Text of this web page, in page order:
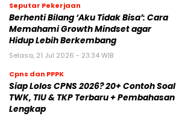
Seputar Pekerjaan
Berhenti Bilang ‘Aku Tidak Bisa’: Cara
Memahami Growth Mindset agar
Hidup Lebih Berkembang
Selasa, 21 Jul 2026 - 23:34 WIB
Cpns dan PPPK
Siap Lolos CPNS 2026? 20+ Contoh Soal
TWK, TIU & TKP Terbaru + Pembahasan
Lengkap